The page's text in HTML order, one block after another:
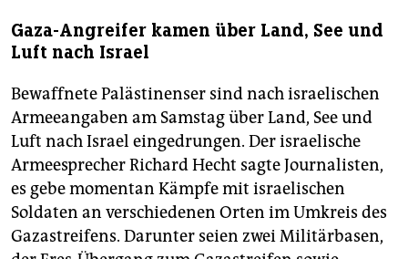
Gaza-Angreifer kamen über Land, See und
Luft nach Israel
Bewaffnete Palästinenser sind nach israelischen
Armeeangaben am Samstag über Land, See und
Luft nach Israel eingedrungen. Der israelische
Armeesprecher Richard Hecht sagte Journalisten,
es gebe momentan Kämpfe mit israelischen
Soldaten an verschiedenen Orten im Umkreis des
Gazastreifens. Darunter seien zwei Militärbasen,